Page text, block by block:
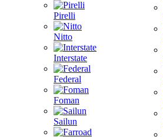
Pirelli
Nitto
Interstate
Federal
Foman
Sailun